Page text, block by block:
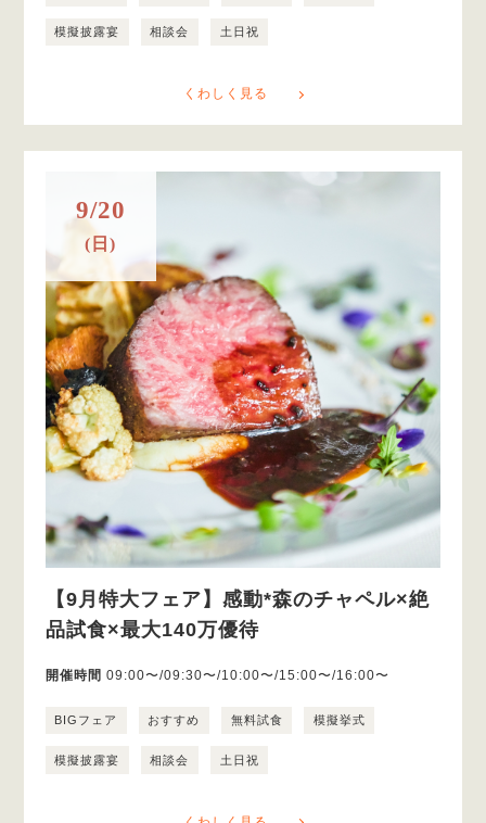
模擬披露宴 相談会 土日祝
くわしく見る
9/20
(日)
【9月特大フェア】感動*森のチャペル×絶
品試食×最大140万優待
開催時間 09:00〜/09:30〜/10:00〜/15:00〜/16:00〜
BIGフェア おすすめ 無料試食 模擬挙式
模擬披露宴 相談会 土日祝